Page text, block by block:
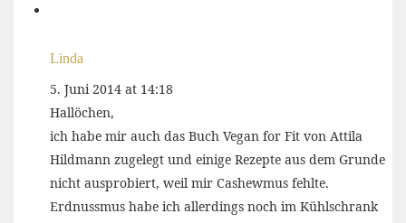
Linda
5. Juni 2014 at 14:18
Hallöchen,
ich habe mir auch das Buch Vegan for Fit von Attila
Hildmann zugelegt und einige Rezepte aus dem Grunde
nicht ausprobiert, weil mir Cashewmus fehlte.
Erdnussmus habe ich allerdings noch im Kühlschrank